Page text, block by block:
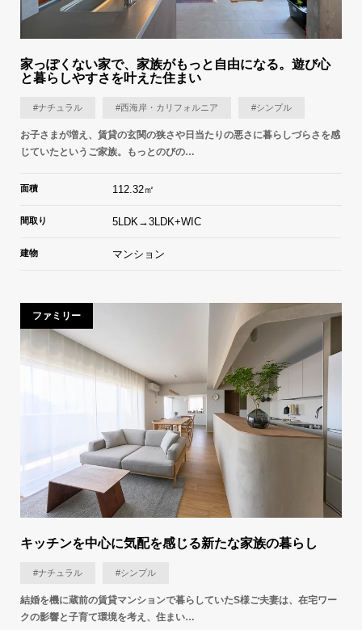
家っぽくない家で、家族がもっと自由になる。遊び心
と暮らしやすさを叶えた住まい
#ナチュラル #西海岸・カリフォルニア #シンプル
お子さまが増え、賃貸の玄関の狭さや日当たりの悪さに暮らしづらさを感
じていたというご家族。もっとのびの…
面積 112.32㎡
間取り 5LDK→3LDK+WIC
建物 マンション
ファミリー
キッチンを中心に気配を感じる新たな家族の暮らし
#ナチュラル #シンプル
結婚を機に蔵前の賃貸マンションで暮らしていたS様ご夫妻は、在宅ワー
クの影響と子育て環境を考え、住まい…